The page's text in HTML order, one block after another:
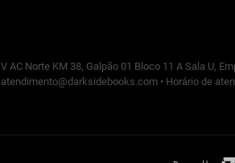
V AC Norte KM 38, Galpão 01 Bloco 11 A Sala U,
atendimento@darksidebooks.com • Horário de